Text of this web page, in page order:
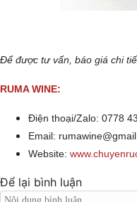
Để được tư vấn, báo giá chi
RUMA WINE:
Điện thoại/Zalo: 0778
Email:
Website:
Để lại bình luận